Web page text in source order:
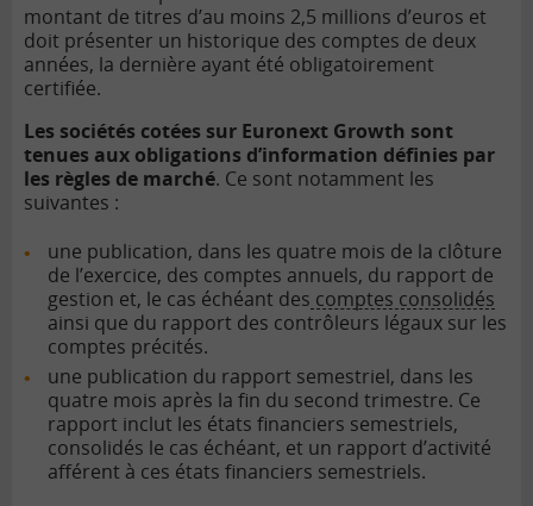
montant de titres d’au moins 2,5 millions d’euros et
doit présenter un historique des comptes de deux
années, la dernière ayant été obligatoirement
certifiée.
Les sociétés cotées sur Euronext Growth sont
tenues aux obligations d’information définies par
les règles de marché. Ce sont notamment les
suivantes :
une publication, dans les quatre mois de la clôture
de l’exercice, des comptes annuels, du rapport de
gestion et, le cas échéant des comptes consolidés
ainsi que du rapport des contrôleurs légaux sur les
comptes précités.
une publication du rapport semestriel, dans les
quatre mois après la fin du second trimestre. Ce
rapport inclut les états financiers semestriels,
consolidés le cas échéant, et un rapport d’activité
afférent à ces états financiers semestriels.